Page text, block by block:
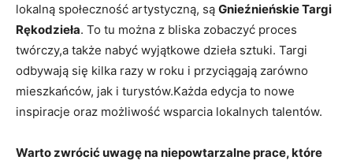
lokalną społeczność artystyczną, są Gnieźnieńskie‌ Targi
Rękodzieła. ‍To tu można z bliska ‌zobaczyć proces
twórczy,a także nabyć wyjątkowe dzieła sztuki.​ Targi
odbywają się kilka razy w roku i przyciągają zarówno
mieszkańców, jak i turystów.Każda edycja to ​nowe
inspiracje oraz ‍możliwość ​wsparcia lokalnych‌ talentów.
Warto ‌zwrócić uwagę na niepowtarzalne prace, które